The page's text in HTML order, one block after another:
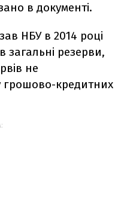
в документі.
НБУ в 2014 році
загальні резерви,
не
грошово-кредитних